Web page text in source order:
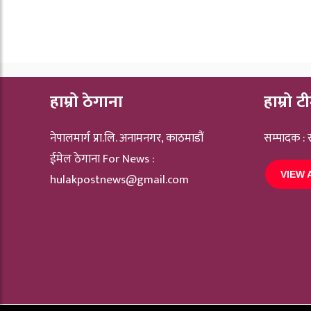
हाम्रो ठेगाना
नेपालमार्ग प्रा.लि. अनामनगर, काठमाडौं
ईमेल ठेगाना For News :
hulakpostnews@gmail.com
हाम्रो
सम्पादक :
VIEW